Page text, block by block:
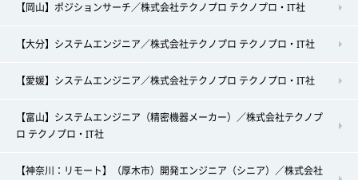
【岡山】ポジションサーチ／株式会社テクノプロ テクノプロ・IT社
【大分】システムエンジニア／株式会社テクノプロ テクノプロ・IT社
【愛媛】システムエンジニア／株式会社テクノプロ テクノプロ・IT社
【富山】システムエンジニア（精密機器メーカー）／株式会社テクノプ
ロ テクノプロ・IT社
【神奈川：リモート】（厚木市）開発エンジニア（シニア）／株式会社